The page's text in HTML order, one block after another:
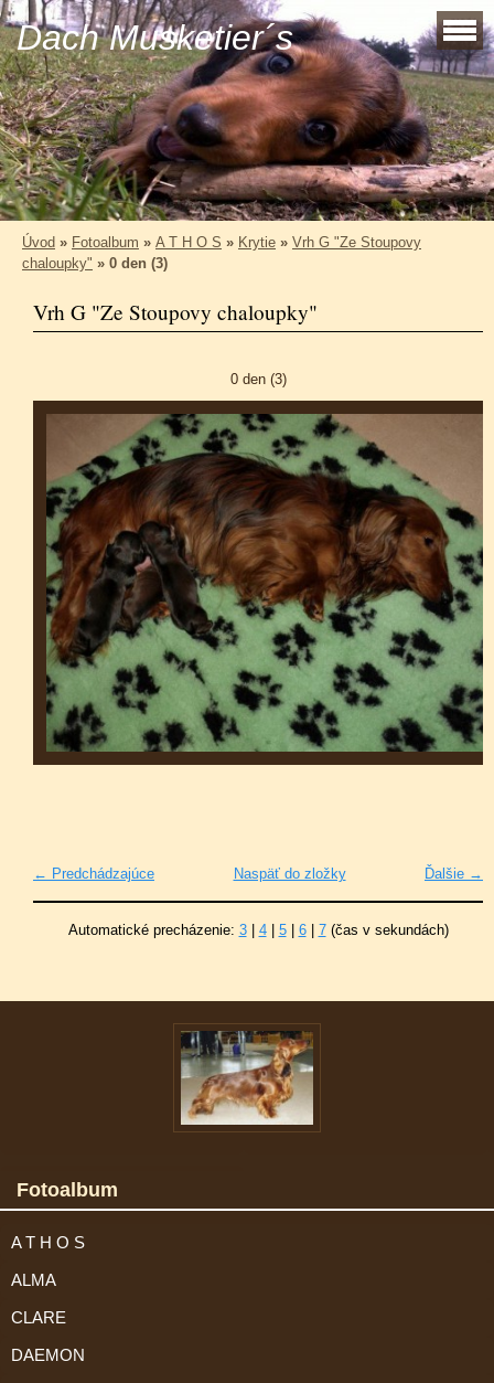
Dach Musketier´s
Úvod » Fotoalbum » A T H O S » Krytie » Vrh G "Ze Stoupovy
chaloupky" » 0 den (3)
Vrh G "Ze Stoupovy chaloupky"
0 den (3)
← Predchádzajúce Ďalšie →
Naspäť do zložky
Automatické precházenie: 3| 4| 5| 6| 7(čas v sekundách)
Fotoalbum
A T H O S
ALMA
CLARE
DAEMON